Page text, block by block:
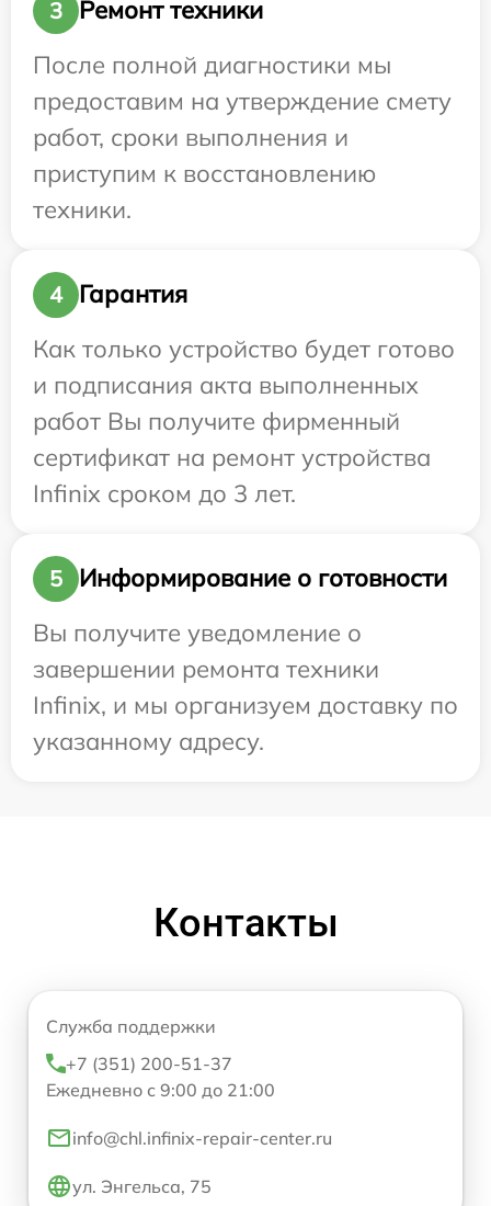
3
Ремонт техники
После полной диагностики мы
предоставим на утверждение смету
работ, сроки выполнения и
приступим к восстановлению
техники.
4
Гарантия
Как только устройство будет готово
и подписания акта выполненных
работ Вы получите фирменный
сертификат на ремонт устройства
Infinix сроком до 3 лет.
5
Информирование о готовности
Вы получите уведомление о
завершении ремонта техники
Infinix, и мы организуем доставку по
указанному адресу.
Контакты
Служба поддержки
+7 (351) 200-51-37
Ежедневно с 9:00 до 21:00
info@chl.infinix-repair-center.ru
ул. Энгельса, 75